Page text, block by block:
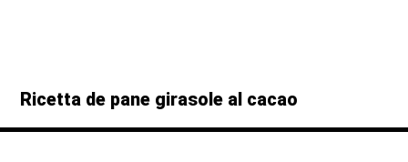
Ricetta de pane girasole al cacao